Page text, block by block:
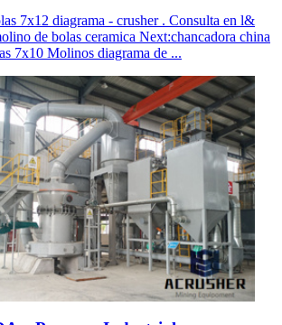
7x12 diagrama - crusher . Consulta en l&
de bolas ceramica Next:chancadora china
7x10 Molinos diagrama de ...